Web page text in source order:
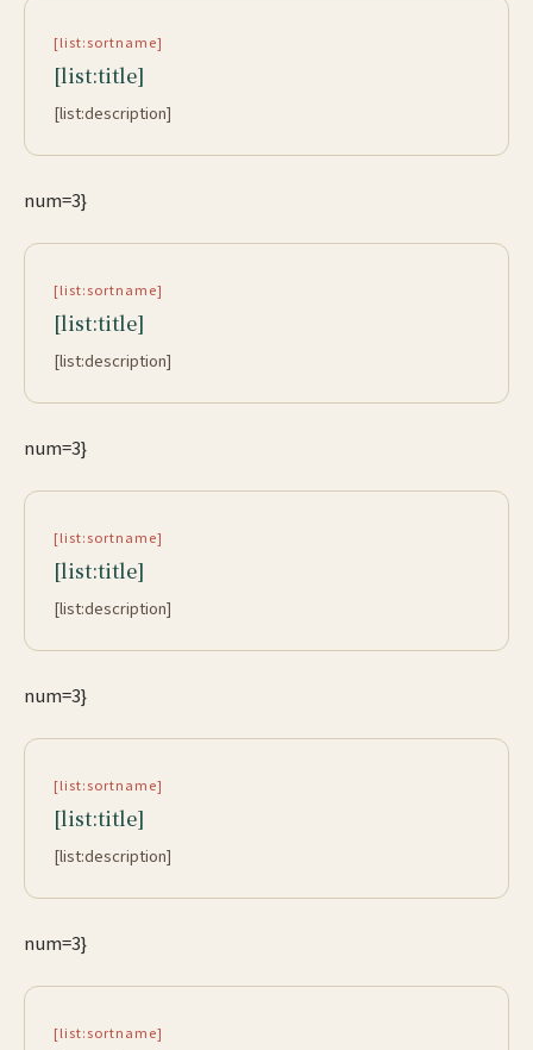
[list:sortname]
[list:title]
[list:description]
num=3}
[list:sortname]
[list:title]
[list:description]
num=3}
[list:sortname]
[list:title]
[list:description]
num=3}
[list:sortname]
[list:title]
[list:description]
num=3}
[list:sortname]